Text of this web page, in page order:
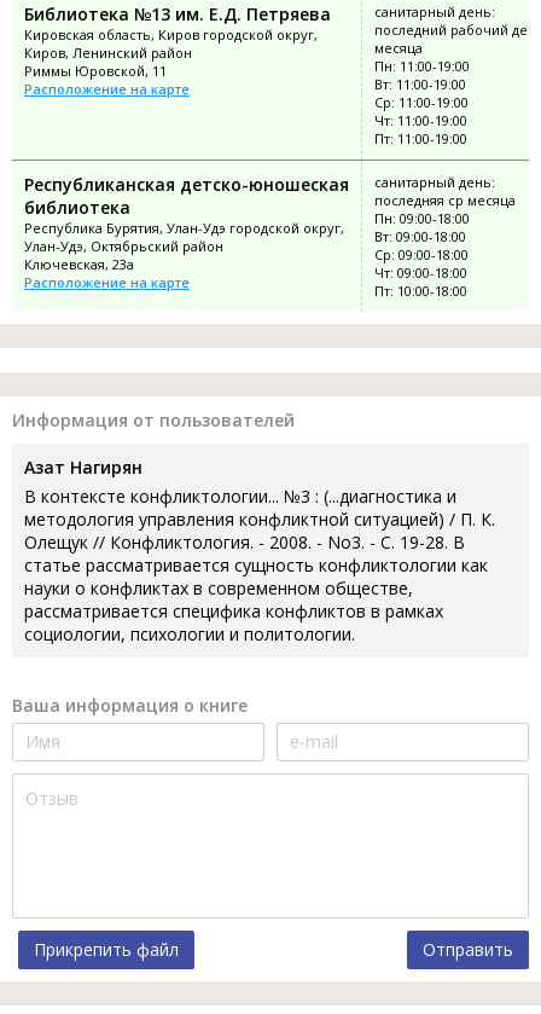
Библиотека №13 им. Е.Д. Петряева
Кировская область, Киров городской округ,
Киров, Ленинский район
Риммы Юровской, 11
Расположение на карте
санитарный день:
последний рабочий
месяца
Пн: 11:00-19:00
Вт: 11:00-19:00
Ср: 11:00-19:00
Чт: 11:00-19:00
Пт: 11:00-19:00
Республиканская детско-юношеская
библиотека
Республика Бурятия, Улан-Удэ городской округ,
Улан-Удэ, Октябрьский район
Ключевская, 23а
Расположение на карте
санитарный день:
последняя ср месяца
Пн: 09:00-18:00
Вт: 09:00-18:00
Ср: 09:00-18:00
Чт: 09:00-18:00
Пт: 10:00-18:00
Информация от пользователей
Азат Нагирян
В контексте конфликтологии... №3 : (...диагностика и
методология управления конфликтной ситуацией) / П. К.
Олещук // Конфликтология. - 2008. - No3. - С. 19-28. В
статье рассматривается сущность конфликтологии как
науки о конфликтах в современном обществе,
рассматривается специфика конфликтов в рамках
социологии, психологии и политологии.
Ваша информация о книге
Прикрепить файл Отправить